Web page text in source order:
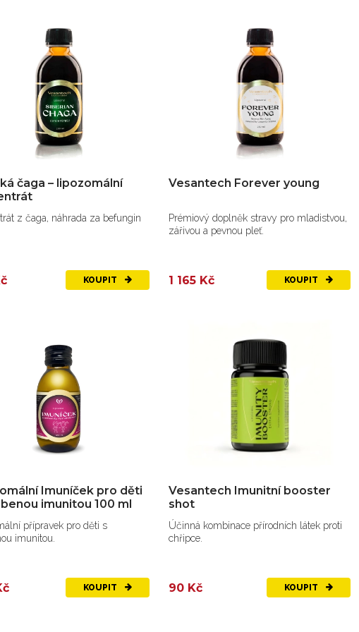
čaga – lipozomální
z čaga, náhrada za befungin
KOUPIT
Vesantech Forever young
Prémiový doplněk stravy pro mladistvou,
zářivou a pevnou pleť.
1 165 Kč KOUPIT
Imuníček pro děti
imunitou 100 ml
přípravek pro děti s
imunitou.
KOUPIT
Vesantech Imunitní booster
shot
Účinná kombinace přírodních látek proti
chřipce.
90 Kč KOUPIT